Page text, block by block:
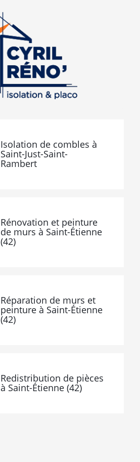
Isolation de combles à
Saint-Just-Saint-
Rambert
Rénovation et peinture
de murs à Saint-Étienne
(42)
Réparation de murs et
peinture à Saint-Étienne
(42)
Redistribution de pièces
à Saint-Étienne (42)